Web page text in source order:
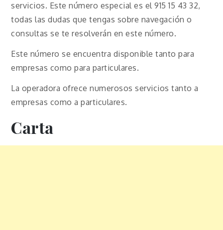
servicios. Este número especial es el 915 15 43 32,
todas las dudas que tengas sobre navegación o
consultas se te resolverán en este número.
Este número se encuentra disponible tanto para
empresas como para particulares.
La operadora ofrece numerosos servicios tanto a
empresas como a particulares.
Carta